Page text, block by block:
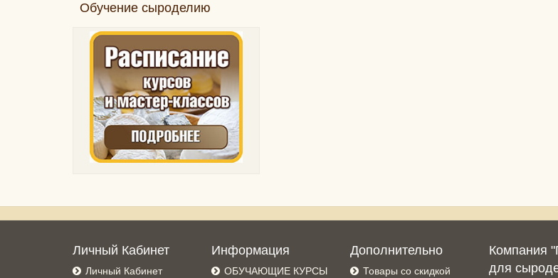
Обучение сыроделию
Личный Кабинет
Личный Кабинет
Информация
ОБУЧАЮЩИЕ КУРСЫ
Дополнительно
Товары со скидкой
Компания
для